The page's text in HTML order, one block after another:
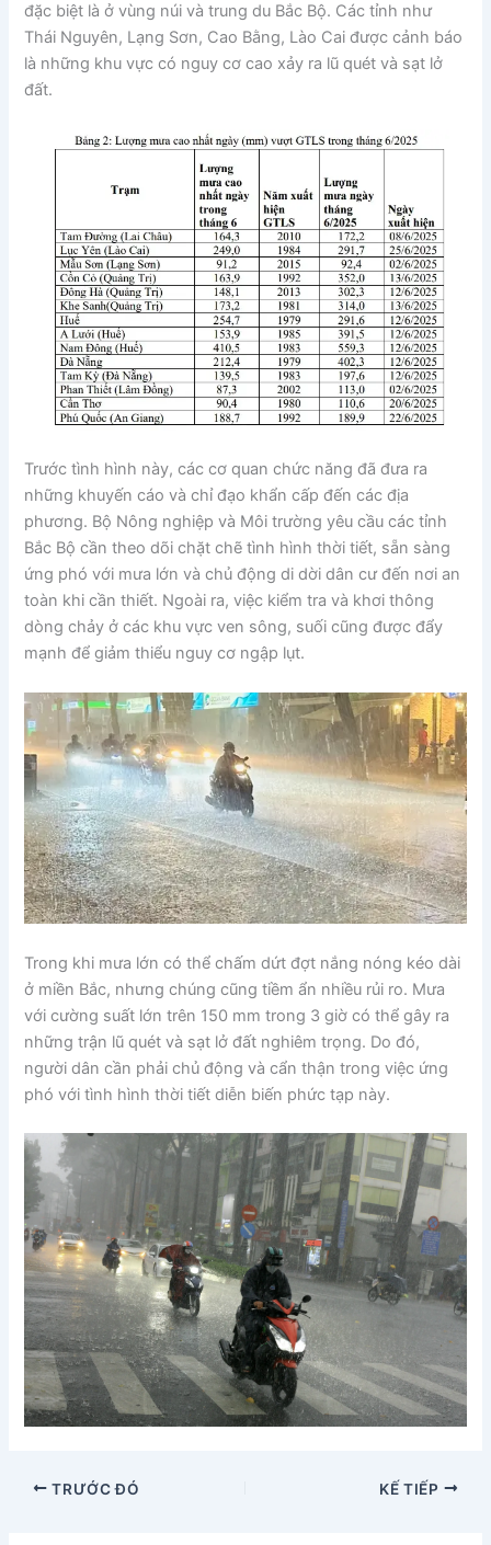
đặc biệt là ở vùng núi và trung du Bắc Bộ. Các tỉnh như
Thái Nguyên, Lạng Sơn, Cao Bằng, Lào Cai được cảnh báo
là những khu vực có nguy cơ cao xảy ra lũ quét và sạt lở
đất.
Trước tình hình này, các cơ quan chức năng đã đưa ra
những khuyến cáo và chỉ đạo khẩn cấp đến các địa
phương. Bộ Nông nghiệp và Môi trường yêu cầu các tỉnh
Bắc Bộ cần theo dõi chặt chẽ tình hình thời tiết, sẵn sàng
ứng phó với mưa lớn và chủ động di dời dân cư đến nơi an
toàn khi cần thiết. Ngoài ra, việc kiểm tra và khơi thông
dòng chảy ở các khu vực ven sông, suối cũng được đẩy
mạnh để giảm thiểu nguy cơ ngập lụt.
Trong khi mưa lớn có thể chấm dứt đợt nắng nóng kéo dài
ở miền Bắc, nhưng chúng cũng tiềm ẩn nhiều rủi ro. Mưa
với cường suất lớn trên 150 mm trong 3 giờ có thể gây ra
những trận lũ quét và sạt lở đất nghiêm trọng. Do đó,
người dân cần phải chủ động và cẩn thận trong việc ứng
phó với tình hình thời tiết diễn biến phức tạp này.
TRƯỚC ĐÓ KẾ TIẾP